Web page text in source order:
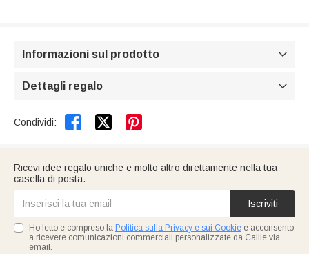
Informazioni sul prodotto 
Dettagli regalo 
Condividi:  
Ricevi idee regalo uniche e molto altro direttamente nella tua
casella di posta.
Iscriviti
Ho letto e compreso la Politica sulla Privacy e sui Cookie e acconsento
a ricevere comunicazioni commerciali personalizzate da Callie via
email.